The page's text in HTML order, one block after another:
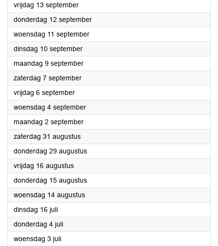
vrijdag 13 september2024
donderdag 12 september2024
woensdag 11 september2024
dinsdag 10 september2024
maandag 9 september2024
zaterdag 7 september2024
vrijdag 6 september2024
woensdag 4 september2024
maandag 2 september2024
zaterdag 31 augustus2024
donderdag 29 augustus2024
vrijdag 16 augustus2024
donderdag 15 augustus2024
woensdag 14 augustus2024
dinsdag 16 juli2024
donderdag 4 juli2024
woensdag 3 juli2024